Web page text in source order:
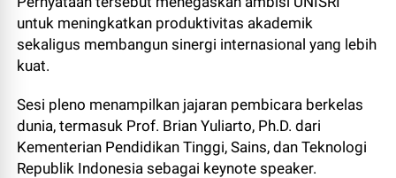
untuk meningkatkan produktivitas akademik
sekaligus membangun sinergi internasional yang lebih
kuat.
Sesi pleno menampilkan jajaran pembicara berkelas
dunia, termasuk Prof. Brian Yuliarto, Ph.D. dari
Kementerian Pendidikan Tinggi, Sains, dan Teknologi
Republik Indonesia sebagai keynote speaker.